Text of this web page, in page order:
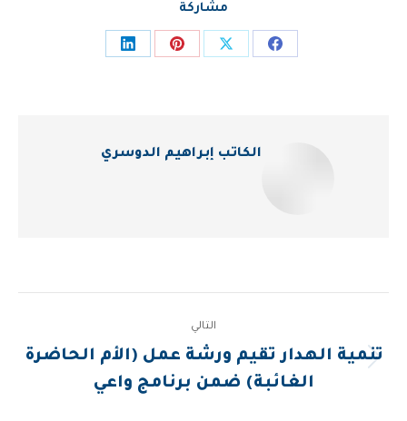
مشاركة
Share
Share
Share
Share
الكاتب إبراهيم الدوسري
navigation
التالي
التالية:
تنمية الهدار تقيم ورشة عمل (الأم الحاضرة
الغائبة) ضمن برنامج واعي